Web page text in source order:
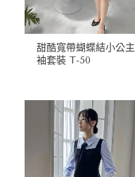
甜酷寬帶蝴蝶結小公主
袖套裝 T-50